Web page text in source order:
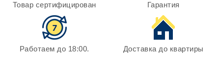
Товар сертифицирован Гарантия
Работаем до 18:00. Доставка до квартиры